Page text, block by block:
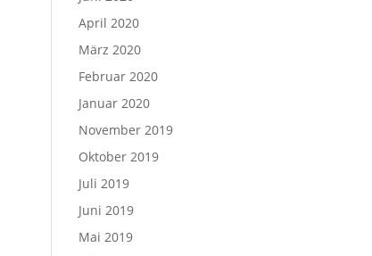
April 2020
März 2020
Februar 2020
Januar 2020
November 2019
Oktober 2019
Juli 2019
Juni 2019
Mai 2019